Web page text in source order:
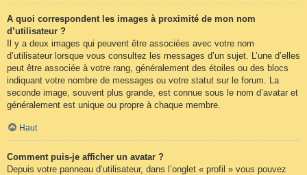
A quoi correspondent les images à proximité de mon nom
d’utilisateur ?
Il y a deux images qui peuvent être associées avec votre nom
d’utilisateur lorsque vous consultez les messages d’un sujet. L’une d’elles
peut être associée à votre rang, généralement des étoiles ou des blocs
indiquant votre nombre de messages ou votre statut sur le forum. La
seconde image, souvent plus grande, est connue sous le nom d’avatar et
généralement est unique ou propre à chaque membre.
Haut
Comment puis-je afficher un avatar ?
Depuis votre panneau d’utilisateur, dans l’onglet « profil » vous pouvez